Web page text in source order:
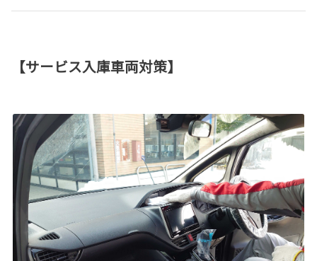
【サービス入庫車両対策】